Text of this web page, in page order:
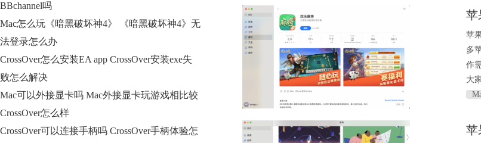
BBchannel吗
Mac怎么玩《暗黑破坏神4》 《暗黑破坏神4》无
法登录怎么办
CrossOver怎么安装EA app CrossOver安装exe失
败怎么解决
Mac可以外接显卡吗 Mac外接显卡玩游戏相比较
CrossOver怎么样
CrossOver可以连接手柄吗 CrossOver手柄体验怎
苹
苹
多
作
大
苹